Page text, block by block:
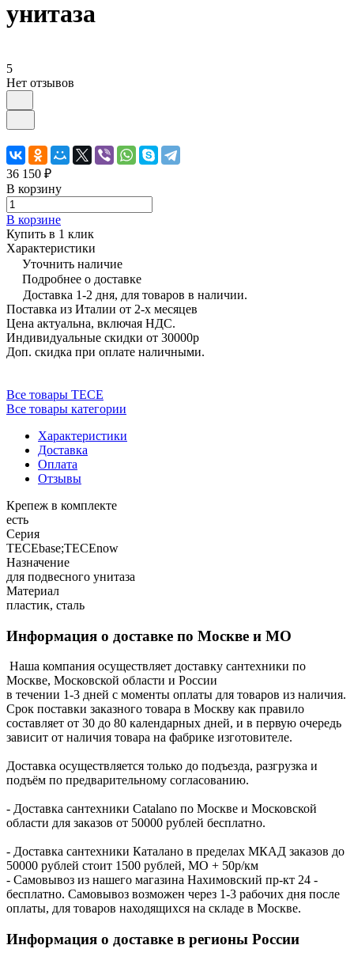
унитаза
5
Нет отзывов
36 150 ₽
В корзину
В корзине
Купить в 1 клик
Характеристики
Уточнить наличие
Подробнее о доставке
Доставка 1-2 дня, для товаров в наличии.
Поставка из Италии от 2-х месяцев
Цена актуальна, включая НДС.
Индивидуальные скидки от 30000р
Доп. скидка при оплате наличными.
Все товары TECE
Все товары категории
Характеристики
Доставка
Оплата
Отзывы
Крепеж в комплекте
есть
Серия
TECEbase;TECEnow
Назначение
для подвесного унитаза
Материал
пластик, сталь
Информация о доставке по Москве и МО
Наша компания осуществляет доставку сантехники по
Москве, Московской области и России
в течении 1-3 дней с моменты оплаты для товаров из наличия.
Срок поставки заказного товара в Москву как правило
составляет от 30 до 80 календарных дней, и в первую очередь
зависит от наличия товара на фабрике изготовителе.
Доставка осуществляется только до подъезда, разгрузка и
подъём по предварительному согласованию.
- Доставка сантехники Catalano по Москве и Московской
области для заказов от 50000 рублей бесплатно.
- Доставка сантехники Каталано в пределах МКАД заказов до
50000 рублей стоит 1500 рублей, МО + 50р/км
- Самовывоз из нашего магазина Нахимовский пр-кт 24 -
бесплатно. Самовывоз возможен через 1-3 рабочих дня после
оплаты, для товаров находящихся на складе в Москве.
Информация о доставке в регионы России